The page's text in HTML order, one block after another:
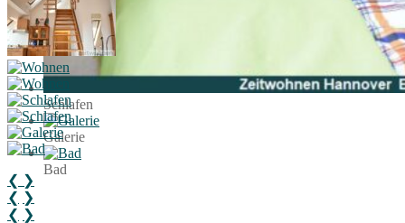
Schlafen
Galerie
Bad
❮ ❯
❮ ❯
❮ ❯